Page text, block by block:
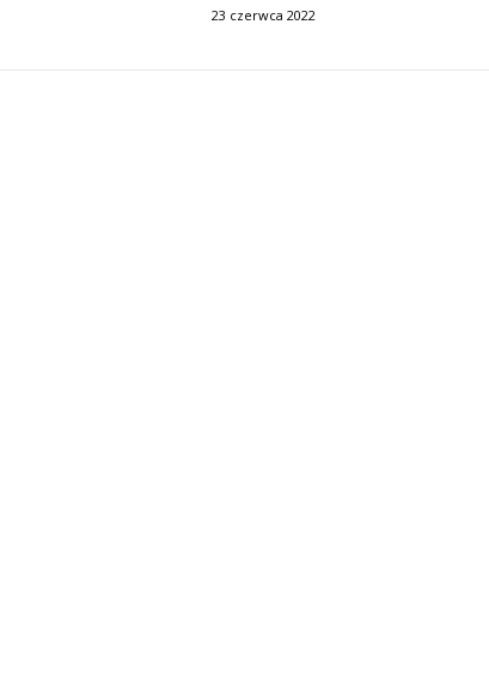
23 czerwca 2022